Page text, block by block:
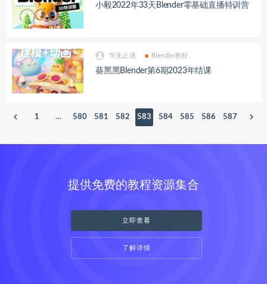
小毅2022年33天Blender零基础直播特训营
学无止境 Blender教程
葵黑黑Blender第6期2023年结课
1 … 580 581 582 583 584 585 586 587
提供免费的教程资源集合
立即查看
了解详情